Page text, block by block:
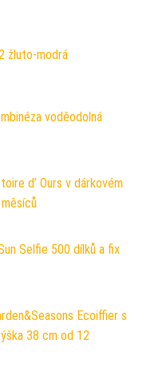
žluto-modrá
voděodolná
d’ Ours v dárkovém
Selfie 500 dílků a fix
Ecoiffier s
38 cm od 12